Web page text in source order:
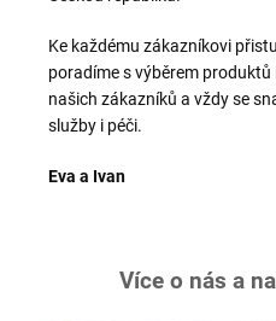
Ke každému zákazníkovi
poradíme s výběrem
našich zákazníků a vždy se
služby i péči.
Eva a Ivan
Více o nás a